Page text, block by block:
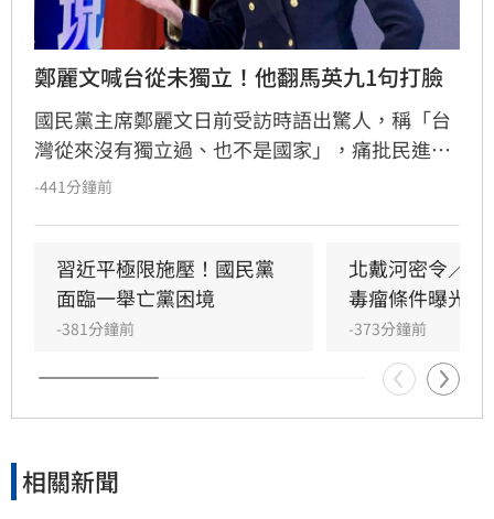
鄭麗文喊台從未獨立！他翻馬英九1句打臉
國民黨主席鄭麗文日前受訪時語出驚人，稱「台
灣從來沒有獨立過、也不是國家」，痛批民進黨
主張台獨是自欺欺人，相關言論引發政壇熱議。
稱呼中華民國或台灣，我國具備主權獨立、民主
法治及人權保障，且擁有自行選舉總統的權利，
與對岸互不隸屬。他強調國民黨過去論述多主張
台灣在中華民國治理下為獨立國家，鄭麗文的言
論與過往脈絡顯有差異，再度引發對於國家定位
與兩岸關係的激烈辯論。
-441分鐘前
習近平極限施壓！國民黨
面臨一舉亡黨困境
-381分鐘前
北戴河密令／
毒瘤條件曝光
-373分鐘前
相關新聞